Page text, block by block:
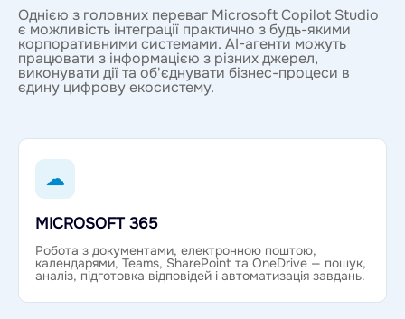
Однією з головних переваг Microsoft Copilot Studio
є можливість інтеграції практично з будь-якими
корпоративними системами. AI-агенти можуть
працювати з інформацією з різних джерел,
виконувати дії та об'єднувати бізнес-процеси в
єдину цифрову екосистему.
☁
MICROSOFT 365
Робота з документами, електронною поштою,
календарями, Teams, SharePoint та OneDrive — пошук,
аналіз, підготовка відповідей і автоматизація завдань.